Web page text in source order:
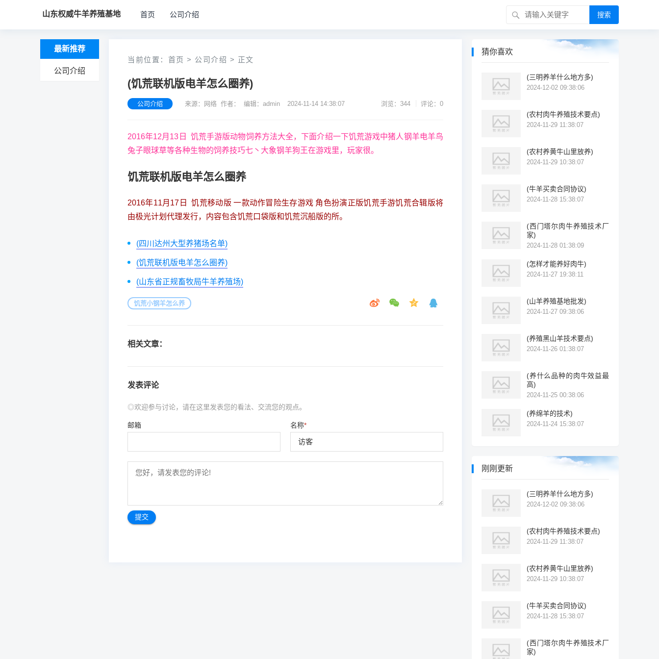
山东权威牛羊养殖基地 首页 公司介绍 搜索
最新推荐
公司介绍
当前位置： 首页 > 公司介绍 > 正文
(饥荒联机版电羊怎么圈养)
公司介绍 来源：网络 作者： 编辑：admin 2024-11-14 14:38:07 浏览：344 评论：0
2016年12月13日 饥荒手游版动物饲养方法大全，下面介绍一下饥荒游戏中猪人钢羊电羊鸟
兔子眼球草等各种生物的饲养技巧七丶大象钢羊狗王在游戏里，玩家很。
饥荒联机版电羊怎么圈养
2016年11月17日 饥荒移动版 一款动作冒险生存游戏 角色扮演正版饥荒手游饥荒合辑版将
由极光计划代理发行，内容包含饥荒口袋版和饥荒沉船版的所。
(四川达州大型养猪场名单)
(饥荒联机版电羊怎么圈养)
(山东省正规畜牧局牛羊养殖场)
饥荒小钢羊怎么养
相关文章：
发表评论
◎欢迎参与讨论，请在这里发表您的看法、交流您的观点。
名称*
邮箱
猜你喜欢
(三明养羊什么地方多)
2024-12-02 09:38:06
(农村肉牛养殖技术要点)
2024-11-29 11:38:07
(农村养黄牛山里放养)
2024-11-29 10:38:07
(牛羊买卖合同协议)
2024-11-28 15:38:07
(西门塔尔肉牛养殖技术厂
家)
2024-11-28 01:38:09
(怎样才能养好肉牛)
2024-11-27 19:38:11
(山羊养殖基地批发)
2024-11-27 09:38:06
(养殖黑山羊技术要点)
2024-11-26 01:38:07
(养什么品种的肉牛效益最
高)
2024-11-25 00:38:06
(养绵羊的技术)
2024-11-24 15:38:07
刚刚更新
(三明养羊什么地方多)
2024-12-02 09:38:06
(农村肉牛养殖技术要点)
2024-11-29 11:38:07
(农村养黄牛山里放养)
2024-11-29 10:38:07
(牛羊买卖合同协议)
2024-11-28 15:38:07
(西门塔尔肉牛养殖技术厂
家)